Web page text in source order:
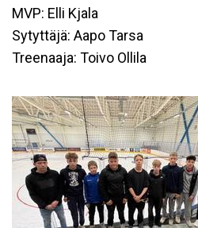
MVP: Elli Kjala
Sytyttäjä: Aapo Tarsa
Treenaaja: Toivo Ollila